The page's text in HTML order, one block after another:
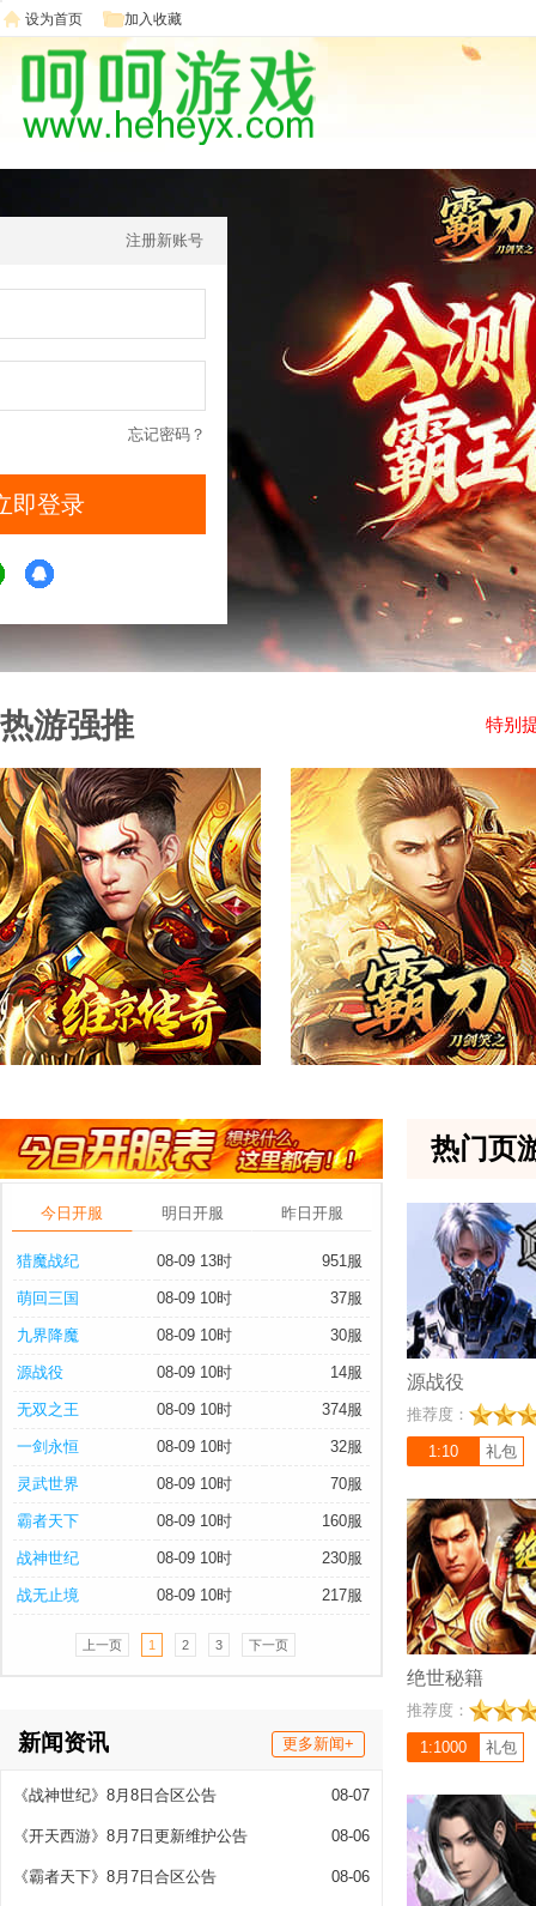
设为首页 加入收藏
注册新账号
忘记密码？
热游强推 特别
今日开服 明日开服 昨日开服
猎魔战纪 08-09 13时 951服
萌回三国 08-09 10时 37服
九界降魔 08-09 10时 30服
源战役 08-09 10时 14服
无双之王 08-09 10时 374服
一剑永恒 08-09 10时 32服
灵武世界 08-09 10时 70服
霸者天下 08-09 10时 160服
战神世纪 08-09 10时 230服
战无止境 08-09 10时 217服
上一页 1 2 3 下一页
新闻资讯 更多新闻+
《战神世纪》8月8日合区公告 08-07
《开天西游》8月7日更新维护公告 08-06
《霸者天下》8月7日合区公告 08-06
热门页
《源战役》是一款
3D星际穿越类型
失败，能源告急，
在必行！
源战役
推荐度：
1:10 礼包
充值比例 1:1000
《绝世秘籍》经典
变版，超高爆率，
爽，一起重温传奇
绝世秘籍
推荐度：
1:1000 礼包
充值比例 1:10
《漂在江湖3.5折》
题材玄幻MMO网
均能让你沉浸式体